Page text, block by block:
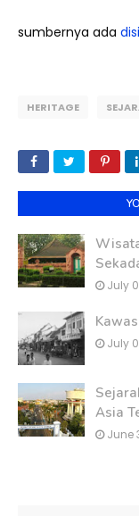
sumbernya ada
HERITAGE
July
July
Asia
June